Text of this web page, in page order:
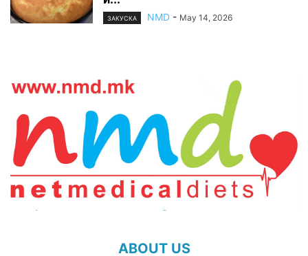
ЗАКУСКА NMD - May 14, 2026
ABOUT US